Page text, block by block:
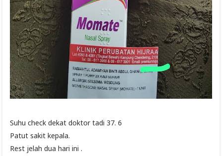
Suhu check dekat doktor tadi 37. 6
Patut sakit kepala.
Rest jelah dua hari ini .